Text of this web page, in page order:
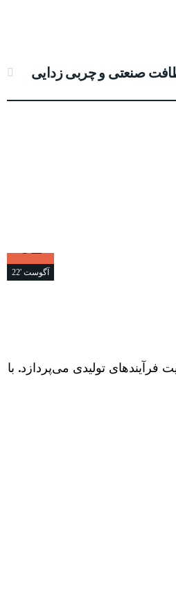
صنعتی و چربی زدایی
آگوست '22
فرآیندهای تولیدی می‌پردازد. با